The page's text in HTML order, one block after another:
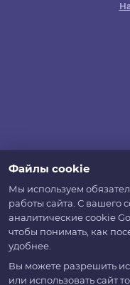
Файлы cookie
Мы используем
работы сайта. С вашего
аналитические cookie
чтобы понимать, как
удобнее.
Вы можете разрешить
или использовать сайт